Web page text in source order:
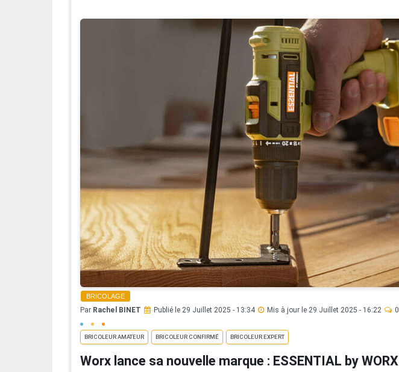
BRICOLAGE
Par Rachel BINET Publié le 29 Juillet 2025 - 13:34 Mis à jour le 29 Juillet 2025 - 16:22 0
BRICOLEUR AMATEUR BRICOLEUR CONFIRMÉ BRICOLEUR EXPERT
Worx lance sa nouvelle marque : ESSENTIAL by WORX